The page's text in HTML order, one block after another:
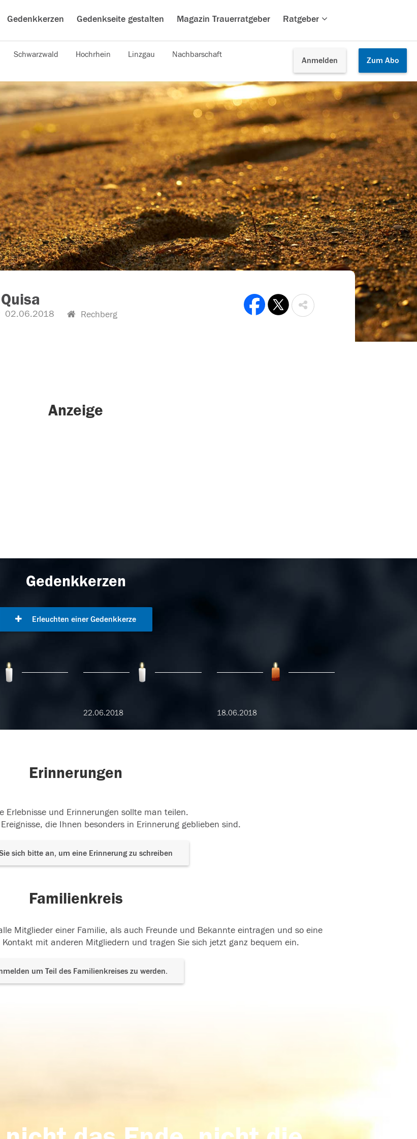
Gedenkkerzen Gedenkseite gestalten Magazin Trauerratgeber Ratgeber
Anmelden Zum Abo
Schwarzwald Hochrhein Linzgau Nachbarschaft
02.06.2018 Rechberg
Anzeige
Gedenkkerzen
Erleuchten einer Gedenkkerze
22.06.2018 18.06.2018
Erinnerungen
Erlebnisse und Erinnerungen sollte man teilen.
die Ihnen besonders in Erinnerung geblieben sind.
sich bitte an, um eine Erinnerung zu schreiben
Familienkreis
Mitglieder einer Familie, als auch Freunde und Bekannte eintragen und so eine
mit anderen Mitgliedern und tragen Sie sich jetzt ganz bequem ein.
um Teil des Familienkreises zu werden.